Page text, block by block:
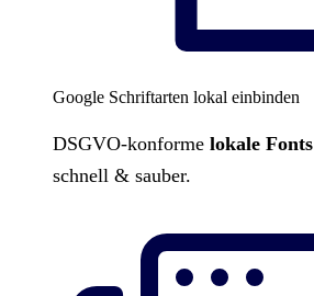
Google Schriftarten lokal einbinden
DSGVO-konforme lokale Fonts
schnell & sauber.